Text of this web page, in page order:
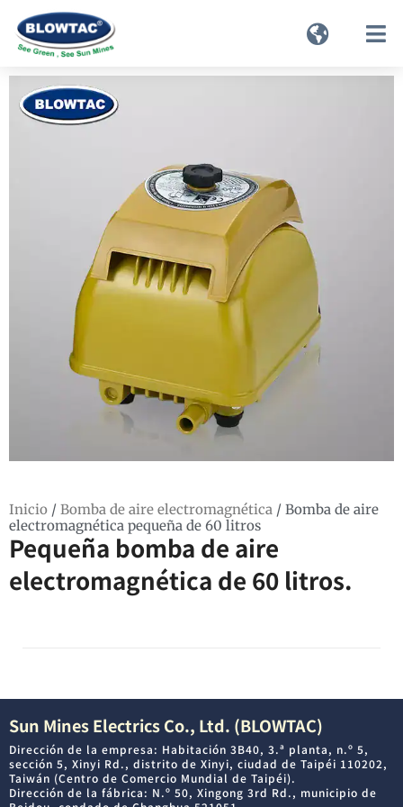
Inicio / Bomba de aire electromagnética / Bomba de aire
electromagnética pequeña de 60 litros
Pequeña bomba de aire
electromagnética de 60 litros.
Sun Mines Electrics Co., Ltd. (BLOWTAC)
Dirección de la empresa: Habitación 3B40, 3.ª planta, n.º 5,
sección 5, Xinyi Rd., distrito de Xinyi, ciudad de Taipéi 110202,
Taiwán (Centro de Comercio Mundial de Taipéi).
Dirección de la fábrica: N.º 50, Xingong 3rd Rd., municipio de